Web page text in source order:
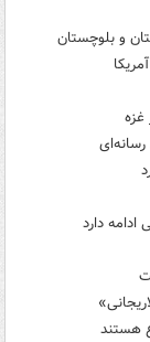
و بلوچستان
رسانه‌ای
دارد
هستند